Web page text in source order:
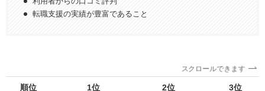
転職支援の実績が豊富であること
スクロールできます
順位 1位 2位 3位